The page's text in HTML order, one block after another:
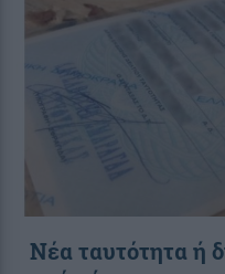
Νέα ταυτότητα ή